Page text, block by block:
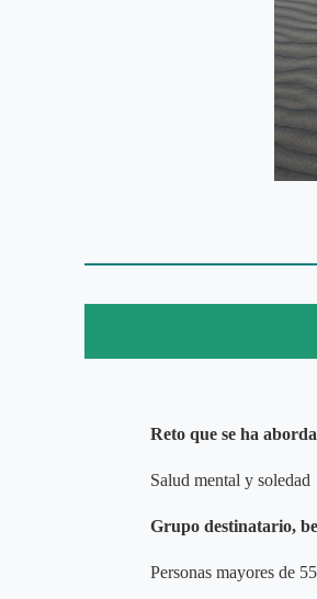
Reto que se ha
Salud mental y soledad
Grupo destinatario,
Personas mayores de